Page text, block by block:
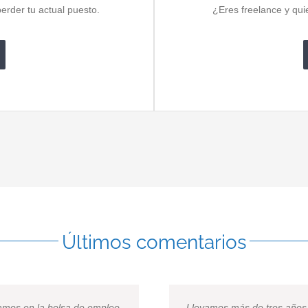
tu actual puesto. ¿Eres freelance y
Últimos comentarios